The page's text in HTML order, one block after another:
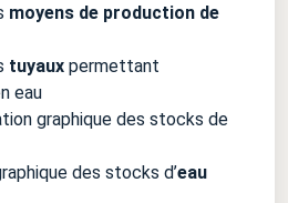
moyens de production de
tuyaux permettant
eau
graphique des stocks de
des stocks d’eau